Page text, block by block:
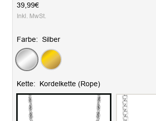
Angebotspreis
39,99€
Inkl. MwSt.
Farbe: Silber
Silber
Gold
Kette: Kordelkette (Rope)